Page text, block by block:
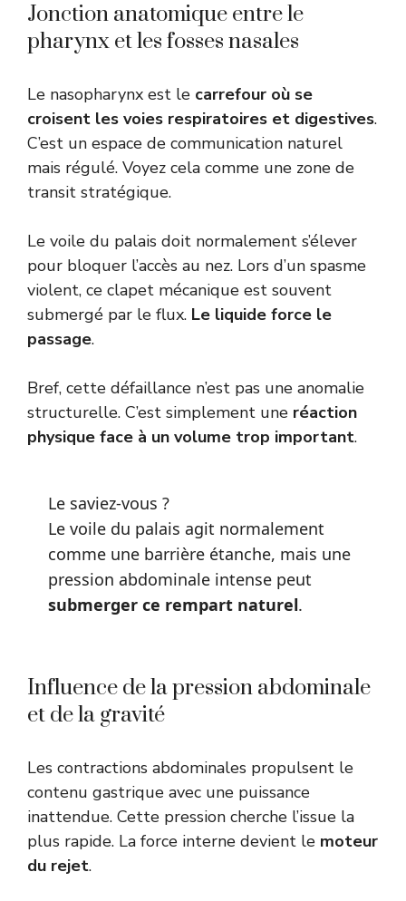
Jonction anatomique entre le
pharynx et les fosses nasales
Le nasopharynx est le carrefour où se
croisent les voies respiratoires et digestives.
C’est un espace de communication naturel
mais régulé. Voyez cela comme une zone de
transit stratégique.
Le voile du palais doit normalement s’élever
pour bloquer l’accès au nez. Lors d’un spasme
violent, ce clapet mécanique est souvent
submergé par le flux. Le liquide force le
passage.
Bref, cette défaillance n’est pas une anomalie
structurelle. C’est simplement une réaction
physique face à un volume trop important.
Le saviez-vous ?
Le voile du palais agit normalement
comme une barrière étanche, mais une
pression abdominale intense peut
submerger ce rempart naturel.
Influence de la pression abdominale
et de la gravité
Les contractions abdominales propulsent le
contenu gastrique avec une puissance
inattendue. Cette pression cherche l’issue la
plus rapide. La force interne devient le moteur
du rejet.